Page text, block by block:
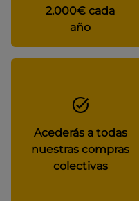
2.000€ cada
año
Acederás a todas
nuestras compras
colectivas